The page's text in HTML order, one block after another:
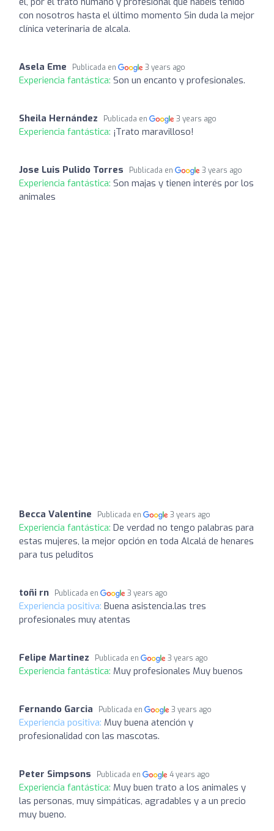
con nosotros hasta el último momento Sin duda la mejor
clínica veterinaria de alcala.
Asela Eme Publicada en 3 years ago
Experiencia fantástica: Son un encanto y profesionales.
Sheila Hernández Publicada en 3 years ago
Experiencia fantástica: ¡Trato maravilloso!
Jose Luis Pulido Torres Publicada en 3 years ago
Experiencia fantástica: Son majas y tienen interés por los
animales
Becca Valentine Publicada en 3 years ago
Experiencia fantástica: De verdad no tengo palabras para
estas mujeres, la mejor opción en toda Alcalá de henares
para tus peluditos
toñi rn Publicada en 3 years ago
Experiencia positiva: Buena asistencia.las tres
profesionales muy atentas
Felipe Martinez Publicada en 3 years ago
Experiencia fantástica: Muy profesionales Muy buenos
Fernando Garcia Publicada en 3 years ago
Experiencia positiva: Muy buena atención y
profesionalidad con las mascotas.
Peter Simpsons Publicada en 4 years ago
Experiencia fantástica: Muy buen trato a los animales y
las personas, muy simpáticas, agradables y a un precio
muy bueno.